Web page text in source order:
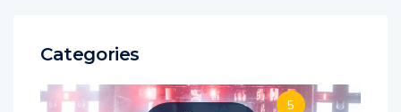
Categories
5